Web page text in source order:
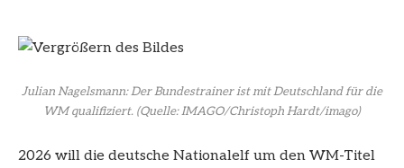
Julian Nagelsmann: Der Bundestrainer ist mit Deutschland für die
WM qualifiziert. (Quelle: IMAGO/Christoph Hardt/imago)
2026 will die deutsche Nationalelf um den WM-Titel